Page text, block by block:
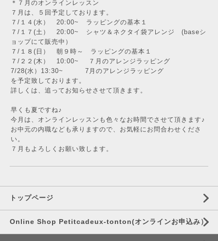
＊７月のオンラインレッスン
７月は、５回予定しております。
７/１４(水） 20:00~ ラッピングの基本１
７/１７(土） 20:00~ シャツ＆ネクタイ袋アレンジ (baseシ
ョップにて販売中）
７/１８(日） 朝９時～ ラッピングの基本１
７/２２(木） 10:00~ ７月のアレンジラッピング
7/28(水）13:30~ 7月のアレンジラッピング
を予定致しております。
詳しくは、追ってお知らせさせて頂きます。
早くも夏ですね♪
今月は、オンラインレッスンも色々なお時間でさせて頂きます♪
お中元の内職なども承りますので、お気軽にお問合わせくださ
い。
７月もよろしくお願い致します。
トップページ
Online Shop Petitcadeux-tonton(オンラインお申込み）